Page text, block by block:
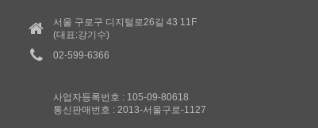
서울 구로구 디지털로26길 43 11F
(대표:강기수)
02-599-6366
사업자등록번호 : 105-09-80618
통신판매번호 : 2013-서울구로-1127